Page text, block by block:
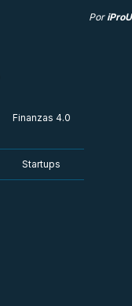
Por
Finanzas 4.0
Startups